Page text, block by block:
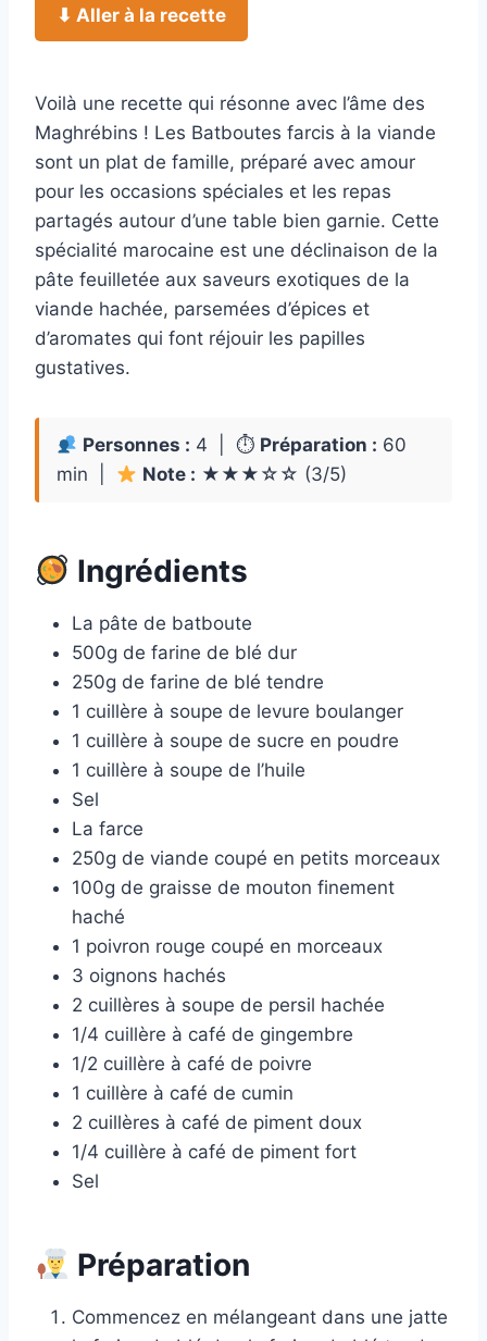
⬇ Aller à la recette
Voilà une recette qui résonne avec l’âme des
Maghrébins ! Les Batboutes farcis à la viande
sont un plat de famille, préparé avec amour
pour les occasions spéciales et les repas
partagés autour d’une table bien garnie. Cette
spécialité marocaine est une déclinaison de la
pâte feuilletée aux saveurs exotiques de la
viande hachée, parsemées d’épices et
d’aromates qui font réjouir les papilles
gustatives.
Personnes : 4 | ⏱ Préparation : 60
min |
Note : ★★★☆☆ (3/5)
Ingrédients
La pâte de batboute
500g de farine de blé dur
250g de farine de blé tendre
1 cuillère à soupe de levure boulanger
1 cuillère à soupe de sucre en poudre
1 cuillère à soupe de l’huile
Sel
La farce
250g de viande coupé en petits morceaux
100g de graisse de mouton finement
haché
1 poivron rouge coupé en morceaux
3 oignons hachés
2 cuillères à soupe de persil hachée
1/4 cuillère à café de gingembre
1/2 cuillère à café de poivre
1 cuillère à café de cumin
2 cuillères à café de piment doux
1/4 cuillère à café de piment fort
Sel
Préparation
Commencez en mélangeant dans une jatte